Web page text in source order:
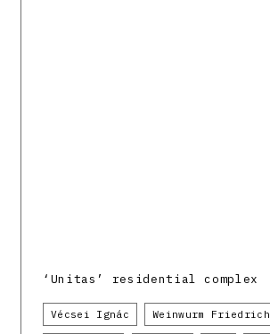
‘Unitas’ residential complex
Vécsei Ignác Weinwurm Friedrich